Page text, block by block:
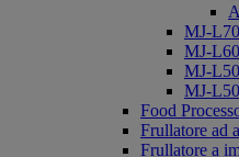
MJ-
MJ-
MJ-
MJ-
Food
Frullatore ad
Frullatore a